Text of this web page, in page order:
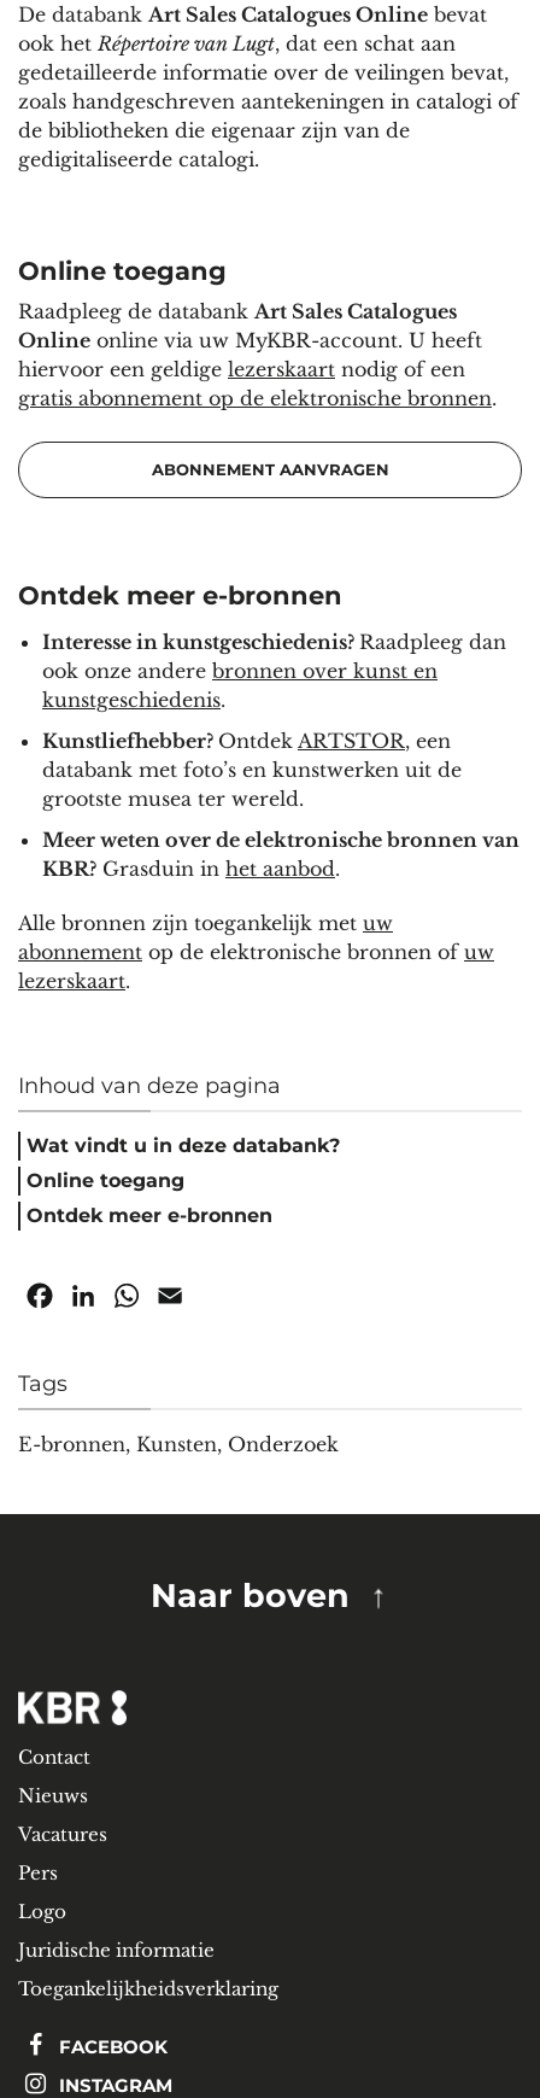
De databank Art Sales Catalogues Online bevat
ook het Répertoire van Lugt, dat een schat aan
gedetailleerde informatie over de veilingen bevat,
zoals handgeschreven aantekeningen in catalogi of
de bibliotheken die eigenaar zijn van de
gedigitaliseerde catalogi.
Online toegang
Raadpleeg de databank Art Sales Catalogues
Online online via uw MyKBR-account. U heeft
hiervoor een geldige lezerskaart nodig of een
gratis abonnement op de elektronische bronnen.
ABONNEMENT AANVRAGEN
Ontdek meer e-bronnen
Interesse in kunstgeschiedenis? Raadpleeg dan
ook onze andere bronnen over kunst en
kunstgeschiedenis.
Kunstliefhebber? Ontdek ARTSTOR, een
databank met foto’s en kunstwerken uit de
grootste musea ter wereld.
Meer weten over de elektronische bronnen van
KBR? Grasduin in het aanbod.
Alle bronnen zijn toegankelijk met uw
abonnement op de elektronische bronnen of uw
lezerskaart.
Inhoud van deze pagina
Wat vindt u in deze databank?
Online toegang
Ontdek meer e-bronnen
FacebookLinkedInWhatsApp
Tags
E-bronnen, Kunsten, Onderzoek
Naar boven
Contact
Nieuws
Vacatures
Pers
Logo
Juridische informatie
Toegankelijkheidsverklaring
FACEBOOK
INSTAGRAM